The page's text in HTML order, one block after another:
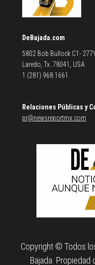
DeBajada.com
5802 Bob Bullock C1-
Laredo, Tx. 78041, USA
1 (281) 968 1661
Relaciones Públicas y
pr@newsreportmx.com
Copyright © Todos
Bajada. Propiedad